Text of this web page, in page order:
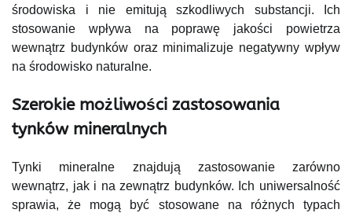
środowiska i nie emitują szkodliwych substancji. Ich
stosowanie wpływa na poprawę jakości powietrza
wewnątrz budynków oraz minimalizuje negatywny wpływ
na środowisko naturalne.
Szerokie możliwości zastosowania
tynków mineralnych
Tynki mineralne znajdują zastosowanie zarówno
wewnątrz, jak i na zewnątrz budynków. Ich uniwersalność
sprawia, że mogą być stosowane na różnych typach